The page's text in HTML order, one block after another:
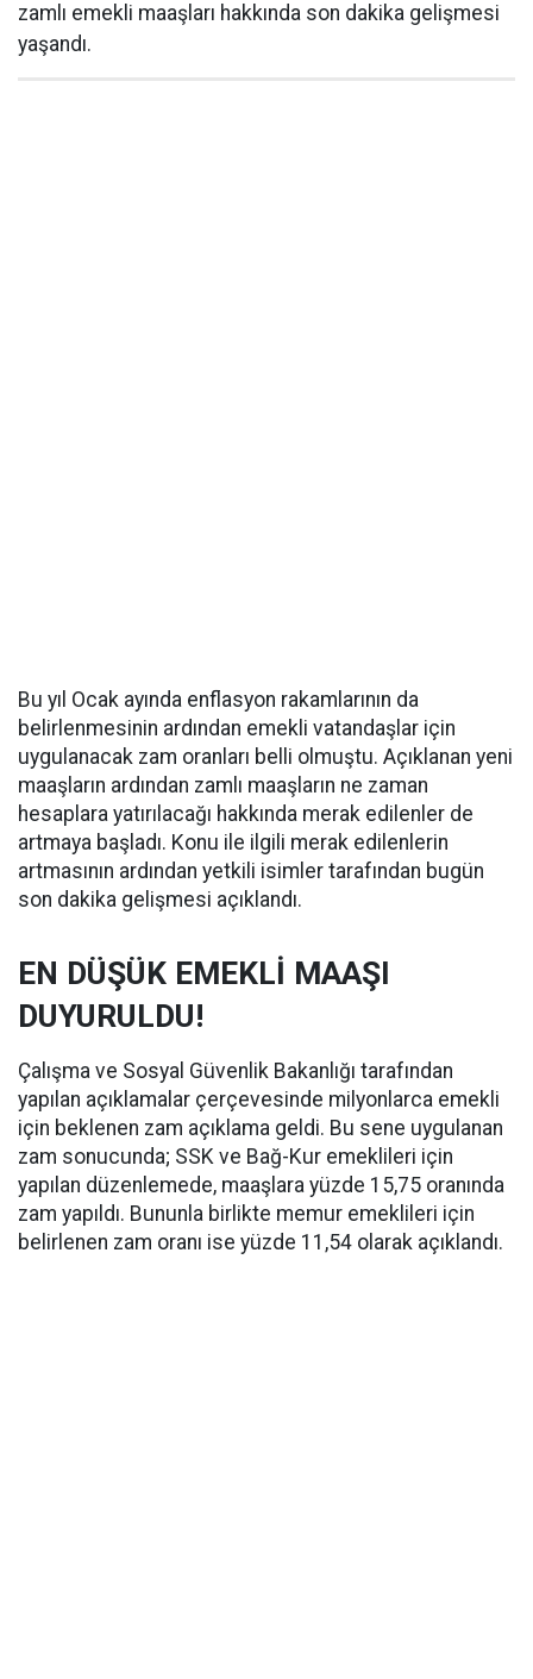
zamlı emekli maaşları hakkında son dakika gelişmesi
yaşandı.
Bu yıl Ocak ayında enflasyon rakamlarının da
belirlenmesinin ardından emekli vatandaşlar için
uygulanacak zam oranları belli olmuştu. Açıklanan yeni
maaşların ardından zamlı maaşların ne zaman
hesaplara yatırılacağı hakkında merak edilenler de
artmaya başladı. Konu ile ilgili merak edilenlerin
artmasının ardından yetkili isimler tarafından bugün
son dakika gelişmesi açıklandı.
EN DÜŞÜK EMEKLİ MAAŞI
DUYURULDU!
Çalışma ve Sosyal Güvenlik Bakanlığı tarafından
yapılan açıklamalar çerçevesinde milyonlarca emekli
için beklenen zam açıklama geldi. Bu sene uygulanan
zam sonucunda; SSK ve Bağ-Kur emeklileri için
yapılan düzenlemede, maaşlara yüzde 15,75 oranında
zam yapıldı. Bununla birlikte memur emeklileri için
belirlenen zam oranı ise yüzde 11,54 olarak açıklandı.